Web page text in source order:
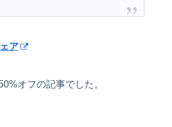
ア
オフの記事でした。